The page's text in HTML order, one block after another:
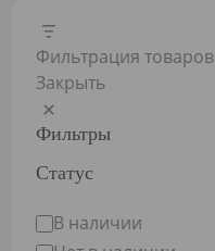
Фильтрация товаров
Закрыть
Фильтры
Статус
Статус
В наличии